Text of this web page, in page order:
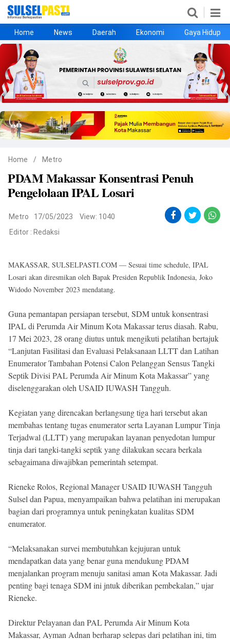
Home
News
Daerah
Ekonomi
Gaya Hidup
Kesehatan
Metro
Nasional
Hukrim
Olahraga
Politik
UMKM
Opini
©
Copyright
2026
Sulselpasti.com
All
Reserved
Home News Daerah Ekonomi Gaya Hidup
Home / Metro
PDAM Makassar Konsentrasi Penuh
Pengelolaan IPAL Losari
Metro 17/05/2023
View: 1040
Editor : Redaksi
MAKASSAR, SULSELPASTI.COM — Sesuai time schedule, IPAL
Losari akan diresmikan oleh Bapak Presiden Republik Indonesia, Joko
Widodo November 2023 mendatang.
Guna pemantapan persiapan tersebut, SDM untuk konsentrasi
IPAL di Perumda Air Minum Kota Makassar terus diasah. Rabu,
17 Mei 2023, 28 orang diutus untuk mengikuti pelatihan bertajuk
“Lanjutan Fasilitasi dan Evaluasi Pelaksanaan LLTT dan Latihan
Enumerator Tambahan Potensi Calon Pelanggan Sensus Tangki
Septik Divisi PAL Perumda Air Minum Kota Makassar” yang
diselenggarakan oleh USAID IUWASH Tangguh.
Kegiatan yang direncakan berlangsung tiga hari tersebut akan
membahas tentang tugas enumerator serta Layanan Lumpur Tinja
Terjadwal (LLTT) yang merupakan layanan penyedotan lumpur
tinja dari tangki-tangki septik yang dilakukan secara berkala
sebagaimana diwajibkan pemerintah setempat.
Rieneke Rolos, Regional Manager USAID IUWASH Tangguh
Sulsel dan Papua, menyampaikan bahwa pelatihan ini merupakan
bagian dari programnya untuk peningkatan kualitas SDM
enumerator.
“Melaksanakan survei membutuhkan kejujuran untuk
mendapatkan data yang benar guna mendukung PDAM
menjalankan program menuju sanitasi aman Kota Makassar. Jadi
penting bagi tenaga SDM ini jntuk diberikan pembekalan,” ujar
Rieneke.
Direktur Pelayanan dan PAL Perumda Air Minum Kota
Makassar, Ayman Adnan berharap selepas dari pelatihan ini, tim